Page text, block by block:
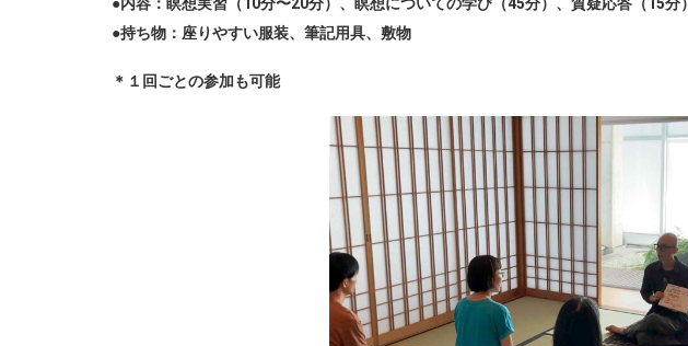
●持ち物：座りやすい服装、筆記用具、敷物
＊１回ごとの参加も可能